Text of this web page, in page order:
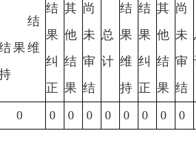
结
果维
结
果
纠
正
其
他
结
果
尚
未
审
结
总
计
结
果
维
持
结
果
纠
正
其
他
结
果
尚
未
审
结
0 0 0 0 0 0 0 0 0